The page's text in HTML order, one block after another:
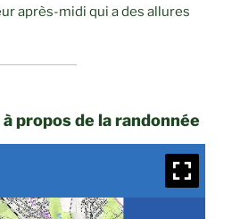
après-midi qui a des allures
propos de la randonnée